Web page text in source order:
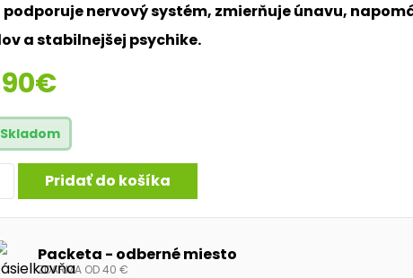
podporuje nervový systém, zmierňuje únavu,
a stabilnejšej psychike.
€
Skladom
Pridať do košíka
Packeta - odberné miesto
ZDARMA OD 40 €